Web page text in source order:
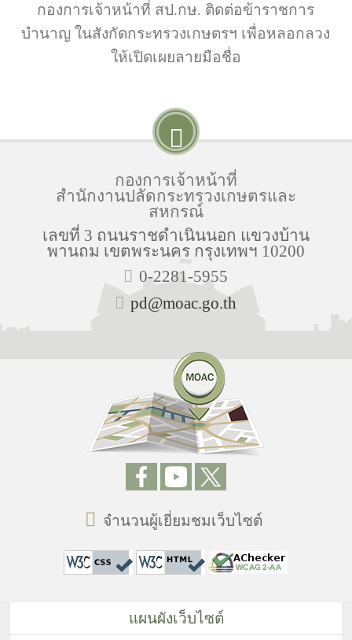
กองการเจ้าหน้าที่ สป.กษ. ติดต่อข้าราชการ
บำนาญ ในสังกัดกระทรวงเกษตรฯ เพื่อหลอกลวง
ให้เปิดเผยลายมือชื่อ
กองการเจ้าหน้าที่
สำนักงานปลัดกระทรวงเกษตรและ
สหกรณ์
เลขที่ 3 ถนนราชดำเนินนอก แขวงบ้าน
พานถม เขตพระนคร กรุงเทพฯ 10200
0-2281-5955
pd@moac.go.th
จำนวนผู้เยี่ยมชมเว็บไซต์
แผนผังเว็บไซต์